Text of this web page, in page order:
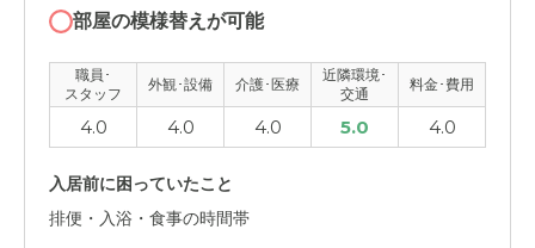
印象でした。
料金費用について
やはり、色々と細かなサービスを受けるとその都度かかっ
てくるので、どこまでかかるのかわからないなと思いまし
た。
部屋の模様替えが可能
職員･
スタッフ
外観･設備 介護･医療
近隣環境･
交通
料金･費用
4.0 4.0 4.0 5.0 4.0
入居前に困っていたこと
排便・入浴・食事の時間帯